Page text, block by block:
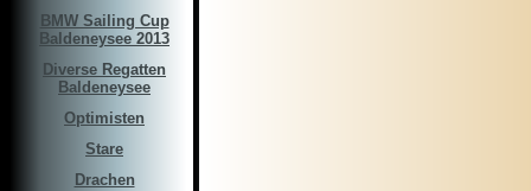
BMW Sailing Cup
Baldeneysee 2013
Diverse Regatten
Baldeneysee
Optimisten
Stare
Drachen